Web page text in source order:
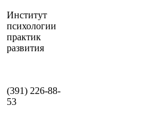
Институт
психологии
практик
развития
(391) 226-88-
53